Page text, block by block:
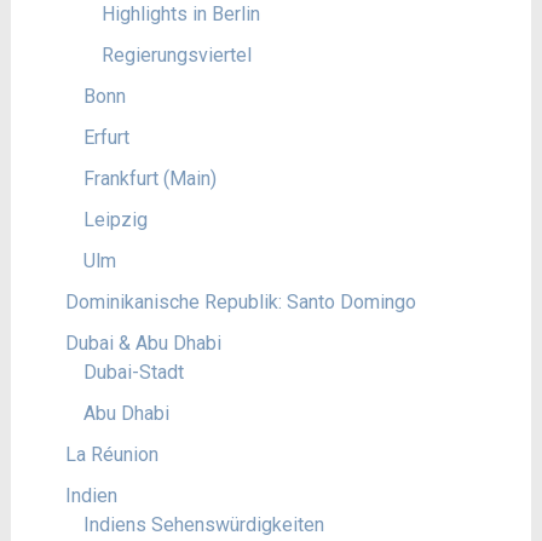
Highlights in Berlin
Regierungsviertel
Bonn
Erfurt
Frankfurt (Main)
Leipzig
Ulm
Dominikanische Republik: Santo Domingo
Dubai & Abu Dhabi
Dubai-Stadt
Abu Dhabi
La Réunion
Indien
Indiens Sehenswürdigkeiten